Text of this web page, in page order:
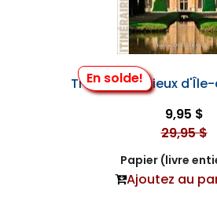
En solde!
Trésors Religieux
9,95 $
29,95 $
Papier (livre
Ajoutez au